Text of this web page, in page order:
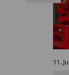
11.